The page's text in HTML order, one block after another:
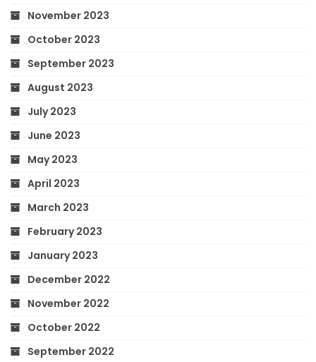
November 2023
October 2023
September 2023
August 2023
July 2023
June 2023
May 2023
April 2023
March 2023
February 2023
January 2023
December 2022
November 2022
October 2022
September 2022